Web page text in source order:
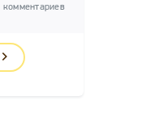
комментариев